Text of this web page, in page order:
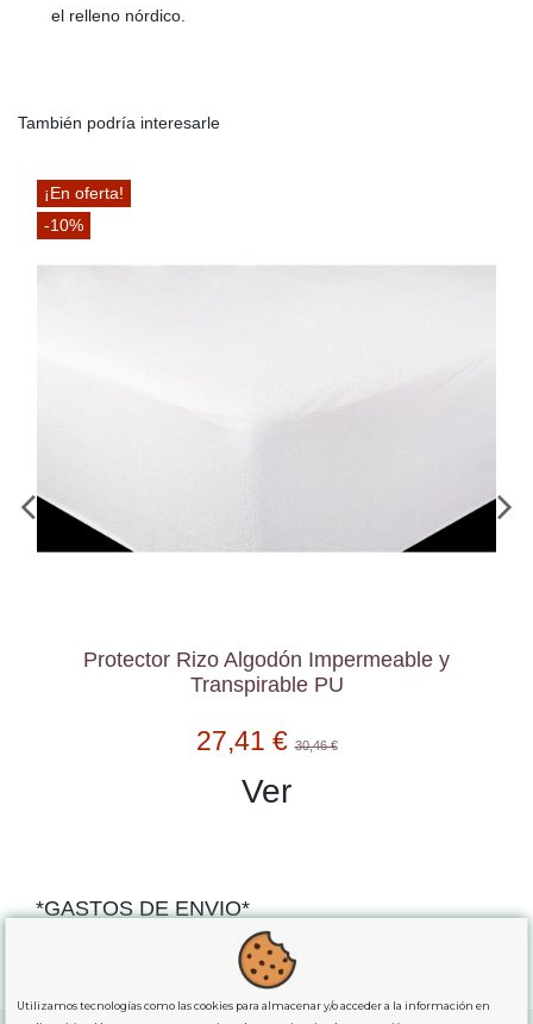
el relleno nórdico.
También podría interesarle
¡En oferta!
-10%
Protector Rizo Algodón Impermeable y
Transpirable PU
27,41 €30,46 €
Ver
*GASTOS DE ENVIO*
para comprassuperiores a 80€
Utilizamos tecnologías como las cookies para almacenar y/o acceder a la información en